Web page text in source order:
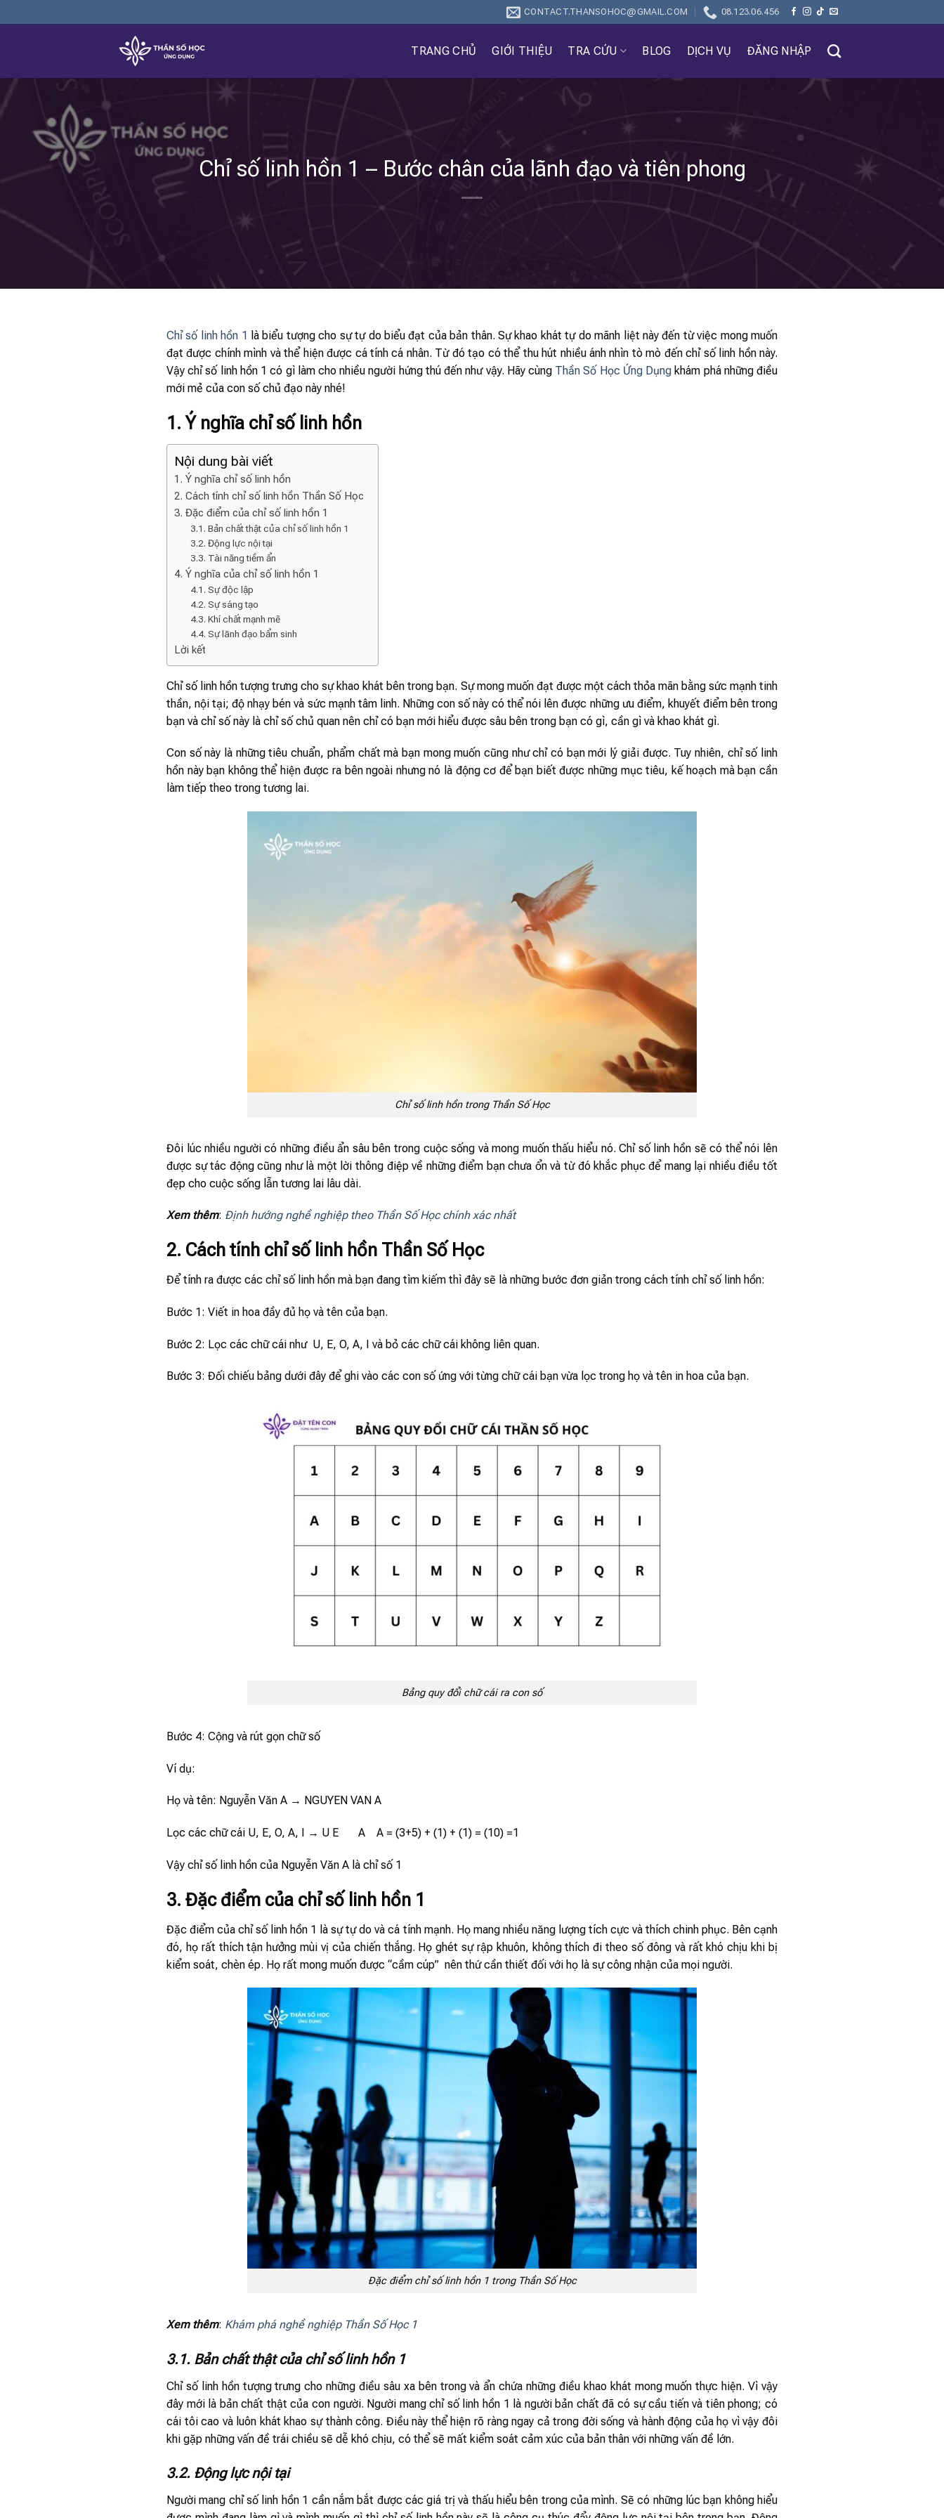
to
CONTACT.THANSOHOC@GMAIL.COM 08.123.06.456
TRANG CHỦ GIỚI THIỆU TRA CỨU BLOG DỊCH VỤ ĐĂNG NHẬP
Chỉ số linh hồn 1 – Bước chân của lãnh đạo và tiên phong
Chỉ số linh hồn 1 là biểu tượng cho sự tự do biểu đạt của bản thân. Sự khao khát tự do mãnh liệt này đến từ việc mong muốn
đạt được chính mình và thể hiện được cá tính cá nhân. Từ đó tạo có thể thu hút nhiều ánh nhìn tò mò đến chỉ số linh hồn này.
Vậy chỉ số linh hồn 1 có gì làm cho nhiều người hứng thú đến như vậy. Hãy cùng Thần Số Học Ứng Dụng khám phá những điều
mới mẻ của con số chủ đạo này nhé!
1. Ý nghĩa chỉ số linh hồn
Nội dung bài viết
1. Ý nghĩa chỉ số linh hồn
2. Cách tính chỉ số linh hồn Thần Số Học
3. Đặc điểm của chỉ số linh hồn 1
3.1. Bản chất thật của chỉ số linh hồn 1
3.2. Động lực nội tại
3.3. Tài năng tiềm ẩn
4. Ý nghĩa của chỉ số linh hồn 1
4.1. Sự độc lập
4.2. Sự sáng tạo
4.3. Khí chất mạnh mẽ
4.4. Sự lãnh đạo bẩm sinh
Lời kết
Chỉ số linh hồn tượng trưng cho sự khao khát bên trong bạn. Sự mong muốn đạt được một cách thỏa mãn bằng sức mạnh tinh
thần, nội tại; độ nhạy bén và sức mạnh tâm linh. Những con số này có thể nói lên được những ưu điểm, khuyết điểm bên trong
bạn và chỉ số này là chỉ số chủ quan nên chỉ có bạn mới hiểu được sâu bên trong bạn có gì, cần gì và khao khát gì.
Con số này là những tiêu chuẩn, phẩm chất mà bạn mong muốn cũng như chỉ có bạn mới lý giải được. Tuy nhiên, chỉ số linh
hồn này bạn không thể hiện được ra bên ngoài nhưng nó là động cơ để bạn biết được những mục tiêu, kế hoạch mà bạn cần
làm tiếp theo trong tương lai.
Chỉ số linh hồn trong Thần Số Học
Đôi lúc nhiều người có những điều ẩn sâu bên trong cuộc sống và mong muốn thấu hiểu nó. Chỉ số linh hồn sẽ có thể nói lên
được sự tác động cũng như là một lời thông điệp về những điểm bạn chưa ổn và từ đó khắc phục để mang lại nhiều điều tốt
đẹp cho cuộc sống lẫn tương lai lâu dài.
Xem thêm: Định hướng nghề nghiệp theo Thần Số Học chính xác nhất
2. Cách tính chỉ số linh hồn Thần Số Học
Để tính ra được các chỉ số linh hồn mà bạn đang tìm kiếm thì đây sẽ là những bước đơn giản trong cách tính chỉ số linh hồn:
Bước 1: Viết in hoa đầy đủ họ và tên của bạn.
Bước 2: Lọc các chữ cái như U, E, O, A, I và bỏ các chữ cái không liên quan.
Bước 3: Đối chiếu bảng dưới đây để ghi vào các con số ứng với từng chữ cái bạn vừa lọc trong họ và tên in hoa của bạn.
Bảng quy đổi chữ cái ra con số
Bước 4: Cộng và rút gọn chữ số
Ví dụ:
Họ và tên: Nguyễn Văn A → NGUYEN VAN A
Lọc các chữ cái U, E, O, A, I → U E A A = (3+5) + (1) + (1) = (10) =1
Vậy chỉ số linh hồn của Nguyễn Văn A là chỉ số 1
3. Đặc điểm của chỉ số linh hồn 1
Đặc điểm của chỉ số linh hồn 1 là sự tự do và cá tính mạnh. Họ mang nhiều năng lượng tích cực và thích chinh phục. Bên cạnh
đó, họ rất thích tận hưởng mùi vị của chiến thắng. Họ ghét sự rập khuôn, không thích đi theo số đông và rất khó chịu khi bị
kiểm soát, chèn ép. Họ rất mong muốn được “cầm cúp” nên thứ cần thiết đối với họ là sự công nhận của mọi người.
Đặc điểm chỉ số linh hồn 1 trong Thần Số Học
Xem thêm: Khám phá nghề nghiệp Thần Số Học 1
3.1. Bản chất thật của chỉ số linh hồn 1
Chỉ số linh hồn tượng trưng cho những điều sâu xa bên trong và ẩn chứa những điều khao khát mong muốn thực hiện. Vì vậy
đây mới là bản chất thật của con người. Người mang chỉ số linh hồn 1 là người bản chất đã có sự cầu tiến và tiên phong; có
cái tôi cao và luôn khát khao sự thành công. Điều này thể hiện rõ ràng ngay cả trong đời sống và hành động của họ vì vậy đôi
khi gặp những vấn đề trái chiều sẽ dễ khó chịu, có thể sẽ mất kiểm soát cảm xúc của bản thân với những vấn đề lớn.
3.2. Động lực nội tại
Người mang chỉ số linh hồn 1 cần nắm bắt được các giá trị và thấu hiểu bên trong của mình. Sẽ có những lúc bạn không hiểu